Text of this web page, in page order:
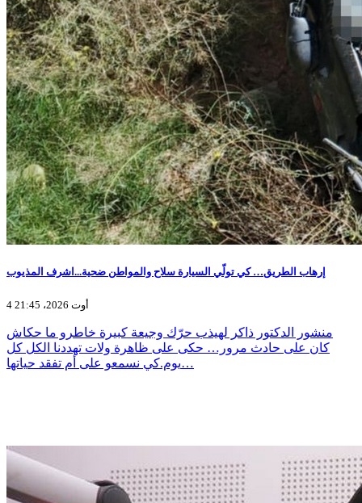
إرهاب الطريق… كي تولّي السيارة سلاح والمواطن ضحية...اشرف المذيوب
4 أوت 2026، 21:45
منشور الدكتور ذاكر لهيذب حرّك وجيعة كبيرة خاطرو ما حكاش
كان على حادث مرور… حكى على ظاهرة ولات تهددنا الكل كل
يوم.كي نسمعو على أم تفقد حياتها…